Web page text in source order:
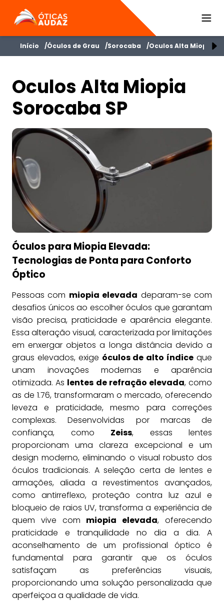
ÓTICAS AUDAZ
Início Óculos de Grau Sorocaba Oculos Alta Miopia
Oculos Alta Miopia
Sorocaba SP
Óculos para Miopia Elevada:
Tecnologias de Ponta para Conforto
Óptico
Pessoas com miopia elevada deparam-se com
desafios únicos ao escolher óculos que garantam
visão precisa, praticidade e aparência elegante.
Essa alteração visual, caracterizada por limitações
em enxergar objetos a longa distância devido a
graus elevados, exige óculos de alto índice que
unam inovações modernas e aparência
otimizada. As lentes de refração elevada, como
as de 1.76, transformaram o mercado, oferecendo
leveza e praticidade, mesmo para correções
complexas. Desenvolvidas por marcas de
confiança, como Zeiss, essas lentes
proporcionam uma clareza excepcional e um
design moderno, eliminando o visual robusto dos
óculos tradicionais. A seleção certa de lentes e
armações, aliada a revestimentos avançados,
como antirreflexo, proteção contra luz azul e
bloqueio de raios UV, transforma a experiência de
quem vive com miopia elevada, oferecendo
praticidade e tranquilidade no dia a dia. A
aconselhamento de um profissional óptico é
fundamental para garantir que os óculos
satisfaçam as preferências visuais,
proporcionando uma solução personalizada que
aperfeiçoa a qualidade de vida.